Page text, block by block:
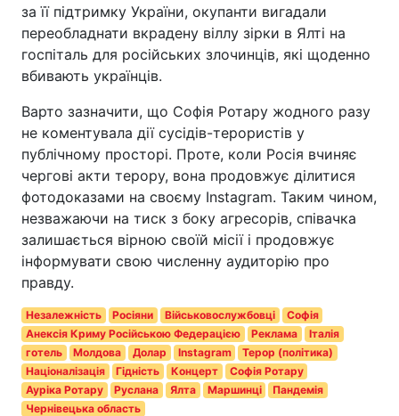
за її підтримку України, окупанти вигадали
переобладнати вкрадену віллу зірки в Ялті на
госпіталь для російських злочинців, які щоденно
вбивають українців.
Варто зазначити, що Софія Ротару жодного разу
не коментувала дії сусідів-терористів у
публічному просторі. Проте, коли Росія вчиняє
чергові акти терору, вона продовжує ділитися
фотодоказами на своєму Instagram. Таким чином,
незважаючи на тиск з боку агресорів, співачка
залишається вірною своїй місії і продовжує
інформувати свою численну аудиторію про
правду.
Незалежність Росіяни Військовослужбовці
Софія
Анексія Криму Російською Федерацією
Реклама
Італія
готель
Молдова Долар Instagram
Терор (політика)
Націоналізація
Гідність Концерт
Софія Ротару
Ауріка Ротару
Руслана Ялта Маршинці
Пандемія
Чернівецька область